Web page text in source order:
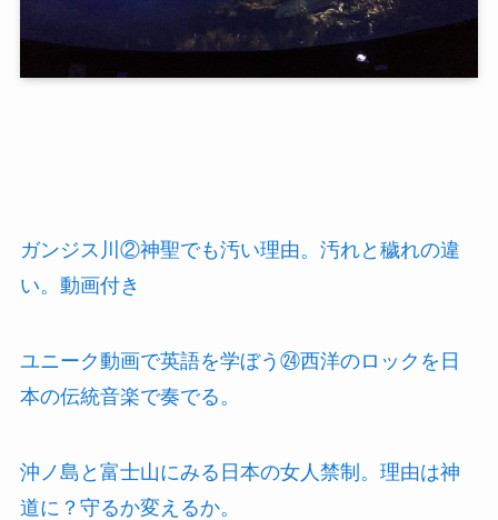
ガンジス川②神聖でも汚い理由。汚れと穢れの違
い。動画付き
ユニーク動画で英語を学ぼう㉔西洋のロックを日
本の伝統音楽で奏でる。
沖ノ島と富士山にみる日本の女人禁制。理由は神
道に？守るか変えるか。